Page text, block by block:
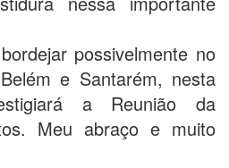
possivelmente no
e Santarém, nesta
a Reunião da
Meu abraço e muito